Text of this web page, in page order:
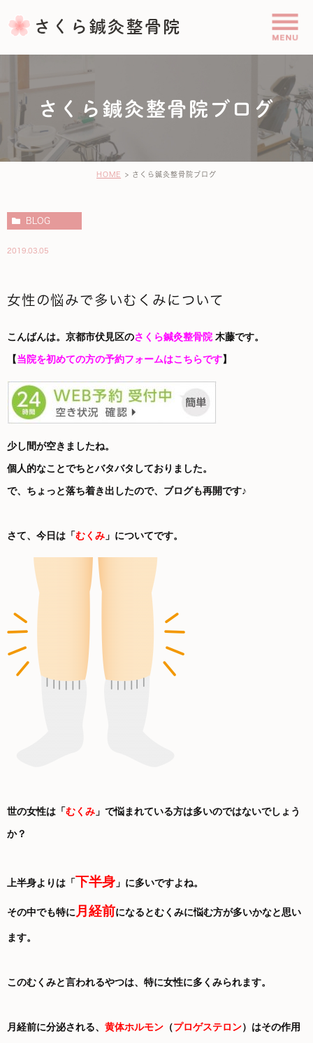
さくら鍼灸整骨院ブログ
HOME さくら鍼灸整骨院ブログ
BLOG
2019.03.05
女性の悩みで多いむくみについて
こんばんは。京都市伏見区のさくら鍼灸整骨院木藤です。
【当院を初めての方の予約フォームはこちらです】
少し間が空きましたね。
個人的なことでちとバタバタしておりました。
で、ちょっと落ち着き出したので、ブログも再開です♪
さて、今日は「むくみ 」についてです。
世の女性は「むくみ 」で悩まれている方は多いのではないでしょう
か？
上半身よりは「下半身 」に多いですよね。
その中でも特に月経前になるとむくみに悩む方が多いかなと思い
ます。
このむくみと言われるやつは、特に女性に多くみられます。
月経前に分泌される、 黄体ホルモン （プロゲステロン）はその作用